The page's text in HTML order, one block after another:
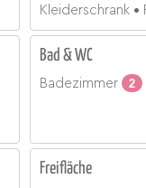
Kleiderschrank
Bad & WC
Badezimmer 2
Freifläche